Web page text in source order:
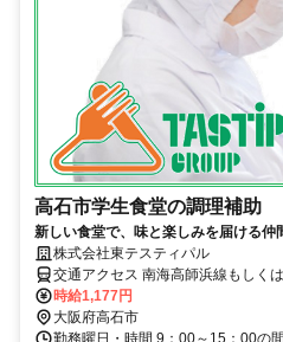
高石市学生食堂の調理補助
新しい食堂で、味と楽しみを届ける
扶養内勤務OK◇
株式会社東テスティパル
交通アクセス 南海高師浜線もしく
６分 ※車バイク通勤不可
時給1,177円
大阪府高石市
勤務曜日・時間 9：00～15：00の